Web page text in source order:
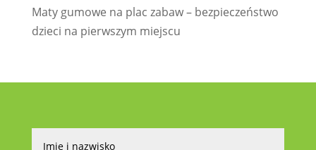
Maty gumowe na plac zabaw – bezpieczeństwo
dzieci na pierwszym miejscu